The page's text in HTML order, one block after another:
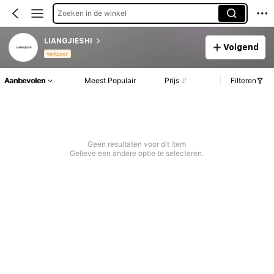
Zoeken in de winkel
LIANGJIESHI
Verkoper
Volgend
Aanbevolen Meest Populair Prijs Filteren
Geen resultaten voor dit item
Gelieve een andere optie te selecteren.